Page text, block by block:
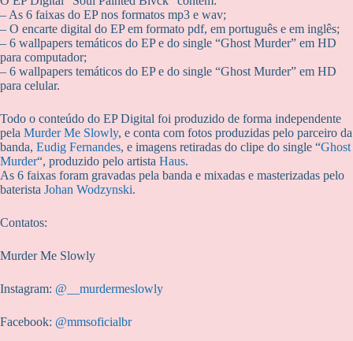
– As 6 faixas do EP nos formatos mp3 e wav;
– O encarte digital do EP em formato pdf, em português e em inglês;
– 6 wallpapers temáticos do EP e do single “Ghost Murder” em HD
para computador;
– 6 wallpapers temáticos do EP e do single “Ghost Murder” em HD
para celular.
Todo o conteúdo do EP Digital foi produzido de forma independente
pela Murder Me Slowly, e conta com fotos produzidas pelo parceiro da
banda, Eudig Fernandes, e imagens retiradas do clipe do single “Ghost
Murder“, produzido pelo artista Haus.
As 6 faixas foram gravadas pela banda e mixadas e masterizadas pelo
baterista Johan Wodzynski.
Contatos:
Murder Me Slowly
Instagram: @__murdermeslowly
Facebook: @mmsoficialbr